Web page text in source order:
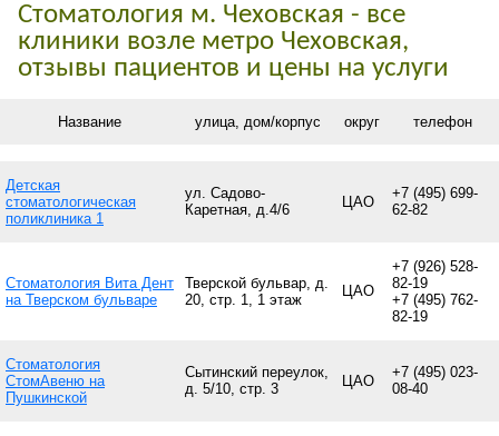
Стоматология м. Чеховская - все
клиники возле метро Чеховская,
отзывы пациентов и цены на услуги
Название улица, дом/корпус округ телефон
Детская
стоматологическая
поликлиника 1
ул. Садово-
Каретная, д.4/6
ЦАО
+7 (495) 699-
62-82
Стоматология Вита Дент
на Тверском бульваре
Тверской бульвар, д.
20, стр. 1, 1 этаж
ЦАО
+7 (926) 528-
82-19
+7 (495) 762-
82-19
Стоматология
СтомАвеню на
Пушкинской
Сытинский переулок,
д. 5/10, стр. 3
ЦАО
+7 (495) 023-
08-40